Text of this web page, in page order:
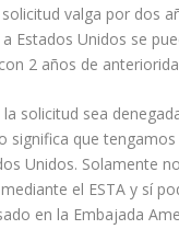
valga por dos
Estados Unidos se
2 años de
la solicitud sea
significa que
Unidos. Solamente
el ESTA y sí
en la Embajada